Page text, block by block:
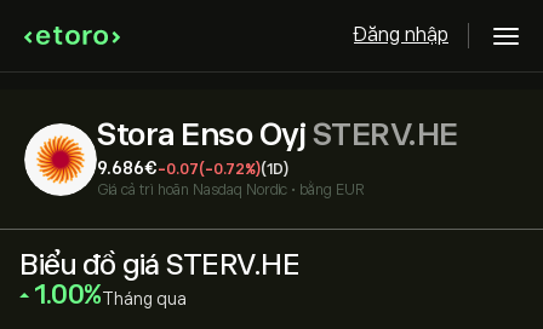
Đăng nhập
Stora Enso Oyj STERV.HE
9.686‎€‎-0.07(-0.72%)(1D)
Giá cả trì hoãn Nasdaq Nordic • bằng EUR
Biểu đồ giá STERV.HE
‎1.00‎ Tháng qua